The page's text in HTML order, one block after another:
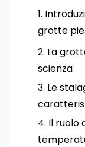
grotte
La
scienza
Le
Il ruolo